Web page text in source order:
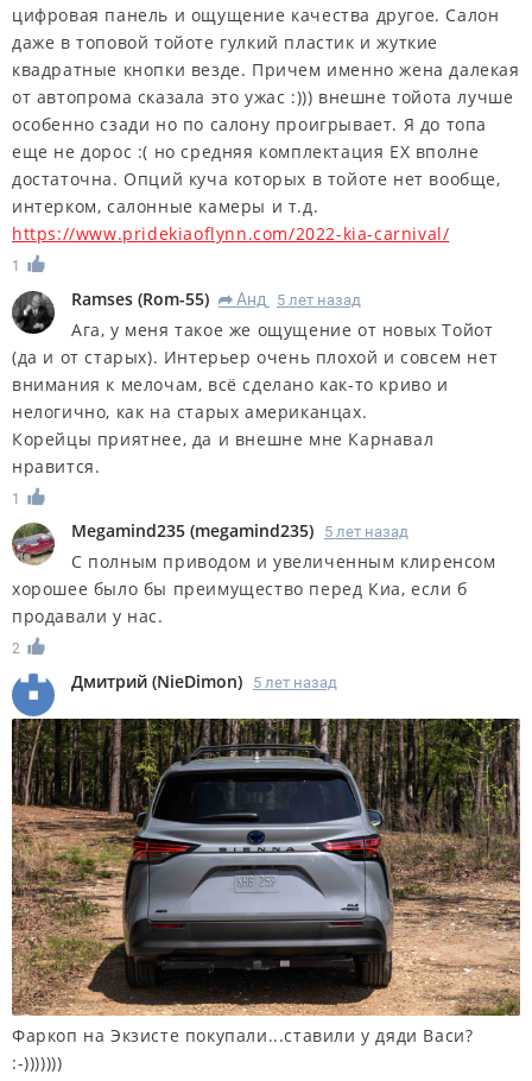
цифровая панель и ощущение качества другое. Салон
даже в топовой тойоте гулкий пластик и жуткие
квадратные кнопки везде. Причем именно жена далекая
от автопрома сказала это ужас :))) внешне тойота лучше
особенно сзади но по салону проигрывает. Я до топа
еще не дорос :( но средняя комплектация EX вполне
достаточна. Опций куча которых в тойоте нет вообще,
интерком, салонные камеры и т.д.
https://www.pridekiaoflynn.com/2022-kia-carnival/
1
Ramses (Rom-55) R Анд 5 лет назад
Ага, у меня такое же ощущение от новых Тойот
(да и от старых). Интерьер очень плохой и совсем нет
внимания к мелочам, всё сделано как-то криво и
нелогично, как на старых американцах.
Корейцы приятнее, да и внешне мне Карнавал
нравится.
1
Megamind235 (megamind235) 5 лет назад
С полным приводом и увеличенным клиренсом
хорошее было бы преимущество перед Киа, если б
продавали у нас.
2
Дмитрий (NieDimon) 5 лет назад
Фаркоп на Экзисте покупали...ставили у дяди Васи?
:-)))))))